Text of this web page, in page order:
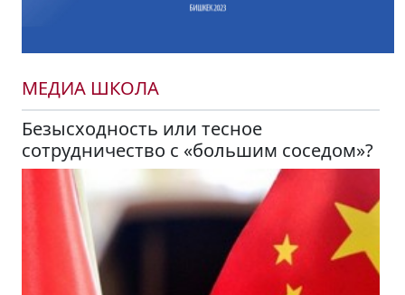
МЕДИА ШКОЛА
Безысходность или тесное
сотрудничество с «большим соседом»?